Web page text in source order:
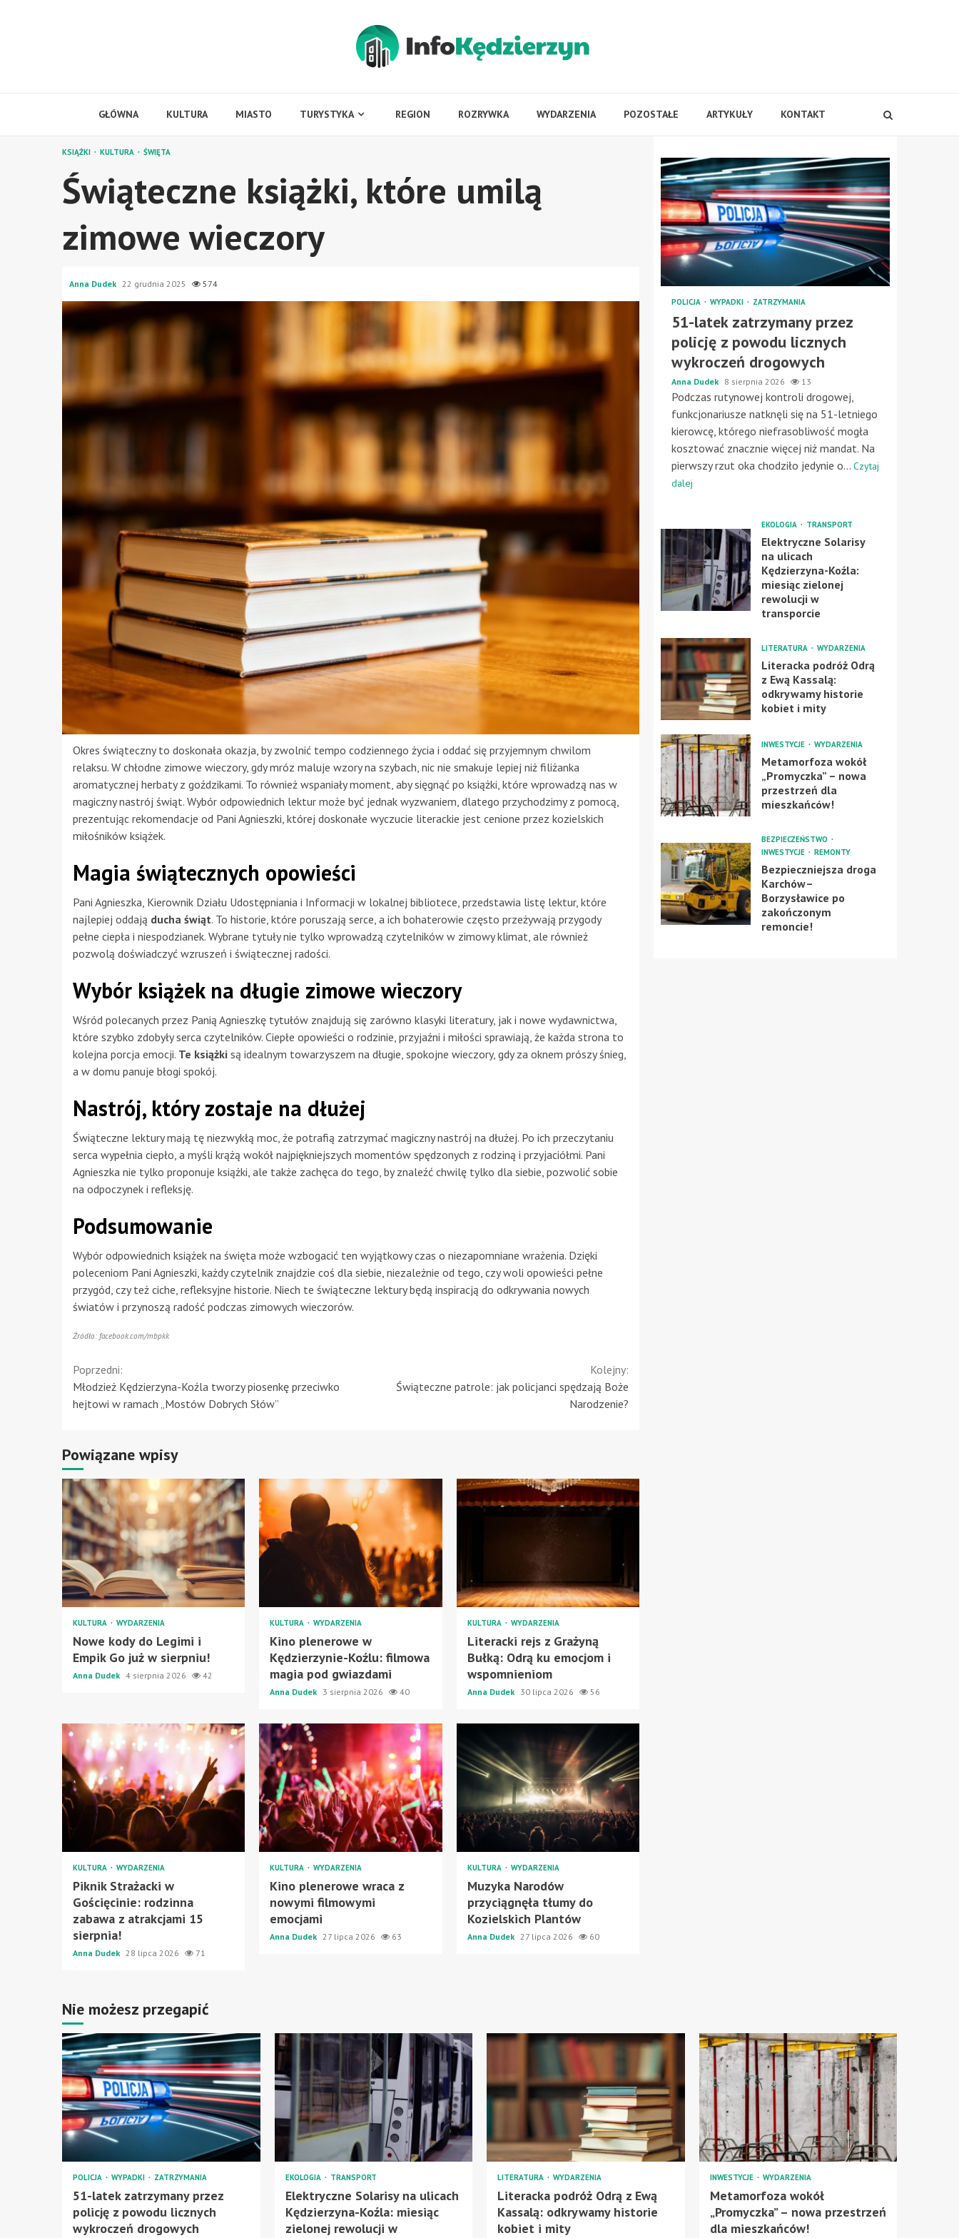
GŁÓWNA KULTURA MIASTO TURYSTYKA REGION ROZRYWKA WYDARZENIA POZOSTAŁE ARTYKUŁY KONTAKT
KSIĄŻKI KULTURA ŚWIĘTA
Świąteczne książki, które umilą
zimowe wieczory
Anna Dudek 22 grudnia 2025 574
Okres świąteczny to doskonała okazja, by zwolnić tempo codziennego życia i oddać się przyjemnym chwilom
relaksu. W chłodne zimowe wieczory, gdy mróz maluje wzory na szybach, nic nie smakuje lepiej niż filiżanka
aromatycznej herbaty z goździkami. To również wspaniały moment, aby sięgnąć po książki, które wprowadzą nas w
magiczny nastrój świąt. Wybór odpowiednich lektur może być jednak wyzwaniem, dlatego przychodzimy z pomocą,
prezentując rekomendacje od Pani Agnieszki, której doskonałe wyczucie literackie jest cenione przez kozielskich
miłośników książek.
Magia świątecznych opowieści
Pani Agnieszka, Kierownik Działu Udostępniania i Informacji w lokalnej bibliotece, przedstawia listę lektur, które
najlepiej oddają ducha świąt. To historie, które poruszają serce, a ich bohaterowie często przeżywają przygody
pełne ciepła i niespodzianek. Wybrane tytuły nie tylko wprowadzą czytelników w zimowy klimat, ale również
pozwolą doświadczyć wzruszeń i świątecznej radości.
Wybór książek na długie zimowe wieczory
Wśród polecanych przez Panią Agnieszkę tytułów znajdują się zarówno klasyki literatury, jak i nowe wydawnictwa,
które szybko zdobyły serca czytelników. Ciepłe opowieści o rodzinie, przyjaźni i miłości sprawiają, że każda strona to
kolejna porcja emocji. Te książki są idealnym towarzyszem na długie, spokojne wieczory, gdy za oknem prószy śnieg,
a w domu panuje błogi spokój.
Nastrój, który zostaje na dłużej
Świąteczne lektury mają tę niezwykłą moc, że potrafią zatrzymać magiczny nastrój na dłużej. Po ich przeczytaniu
serca wypełnia ciepło, a myśli krążą wokół najpiękniejszych momentów spędzonych z rodziną i przyjaciółmi. Pani
Agnieszka nie tylko proponuje książki, ale także zachęca do tego, by znaleźć chwilę tylko dla siebie, pozwolić sobie
na odpoczynek i refleksję.
Podsumowanie
Wybór odpowiednich książek na święta może wzbogacić ten wyjątkowy czas o niezapomniane wrażenia. Dzięki
poleceniom Pani Agnieszki, każdy czytelnik znajdzie coś dla siebie, niezależnie od tego, czy woli opowieści pełne
przygód, czy też ciche, refleksyjne historie. Niech te świąteczne lektury będą inspiracją do odkrywania nowych
światów i przynoszą radość podczas zimowych wieczorów.
Źródło: facebook.com/mbpkk
Continue
Reading
Poprzedni:
Młodzież Kędzierzyna-Koźla tworzy piosenkę przeciwko
hejtowi w ramach „Mostów Dobrych Słów”
Kolejny:
Świąteczne patrole: jak policjanci spędzają Boże
Narodzenie?
Powiązane wpisy
KULTURA WYDARZENIA
Nowe kody do Legimi i
Empik Go już w sierpniu!
Anna Dudek 4 sierpnia 2026 42
KULTURA WYDARZENIA
Kino plenerowe w
Kędzierzynie-Koźlu: filmowa
magia pod gwiazdami
Anna Dudek 3 sierpnia 2026 40
KULTURA WYDARZENIA
Literacki rejs z Grażyną
Bułką: Odrą ku emocjom i
wspomnieniom
Anna Dudek 30 lipca 2026 56
KULTURA WYDARZENIA
Piknik Strażacki w
Gościęcinie: rodzinna
zabawa z atrakcjami 15
sierpnia!
Anna Dudek 28 lipca 2026 71
KULTURA WYDARZENIA
Kino plenerowe wraca z
nowymi filmowymi
emocjami
Anna Dudek 27 lipca 2026 63
KULTURA WYDARZENIA
Muzyka Narodów
przyciągnęła tłumy do
Kozielskich Plantów
Anna Dudek 27 lipca 2026 60
POLICJA WYPADKI ZATRZYMANIA
51-latek zatrzymany przez
policję z powodu licznych
wykroczeń drogowych
Anna Dudek 8 sierpnia 2026 13
Podczas rutynowej kontroli drogowej,
funkcjonariusze natknęli się na 51-letniego
kierowcę, którego niefrasobliwość mogła
kosztować znacznie więcej niż mandat. Na
pierwszy rzut oka chodziło jedynie o... Czytaj
dalej
EKOLOGIA TRANSPORT
Elektryczne Solarisy
na ulicach
Kędzierzyna-Koźla:
miesiąc zielonej
rewolucji w
transporcie
LITERATURA WYDARZENIA
Literacka podróż Odrą
z Ewą Kassalą:
odkrywamy historie
kobiet i mity
INWESTYCJE WYDARZENIA
Metamorfoza wokół
„Promyczka” – nowa
przestrzeń dla
mieszkańców!
BEZPIECZEŃSTWO
INWESTYCJE
REMONTY
Bezpieczniejsza droga
Karchów–
Borzysławice po
zakończonym
remoncie!
Nie możesz przegapić
POLICJA WYPADKI ZATRZYMANIA
51-latek zatrzymany przez
policję z powodu licznych
wykroczeń drogowych
EKOLOGIA TRANSPORT
Elektryczne Solarisy na ulicach
Kędzierzyna-Koźla: miesiąc
zielonej rewolucji w
LITERATURA WYDARZENIA
Literacka podróż Odrą z Ewą
Kassalą: odkrywamy historie
kobiet i mity
INWESTYCJE WYDARZENIA
Metamorfoza wokół
„Promyczka” – nowa przestrzeń
dla mieszkańców!